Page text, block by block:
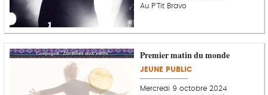
Au P'Tit Bravo
Premier matin du monde
JEUNE PUBLIC
Mercredi 9 octobre 2024